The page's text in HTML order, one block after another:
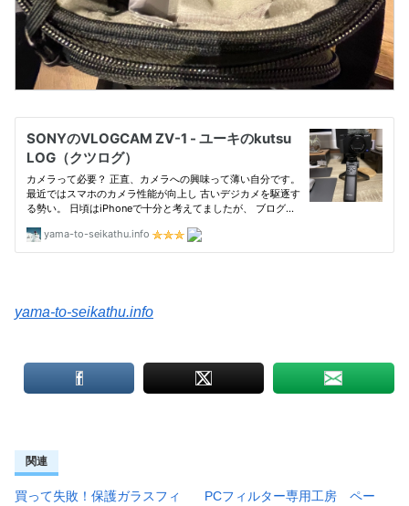
yama-to-seikathu.info
関連
買って失敗！保護ガラスフィ
PCフィルター専用工房 ペー